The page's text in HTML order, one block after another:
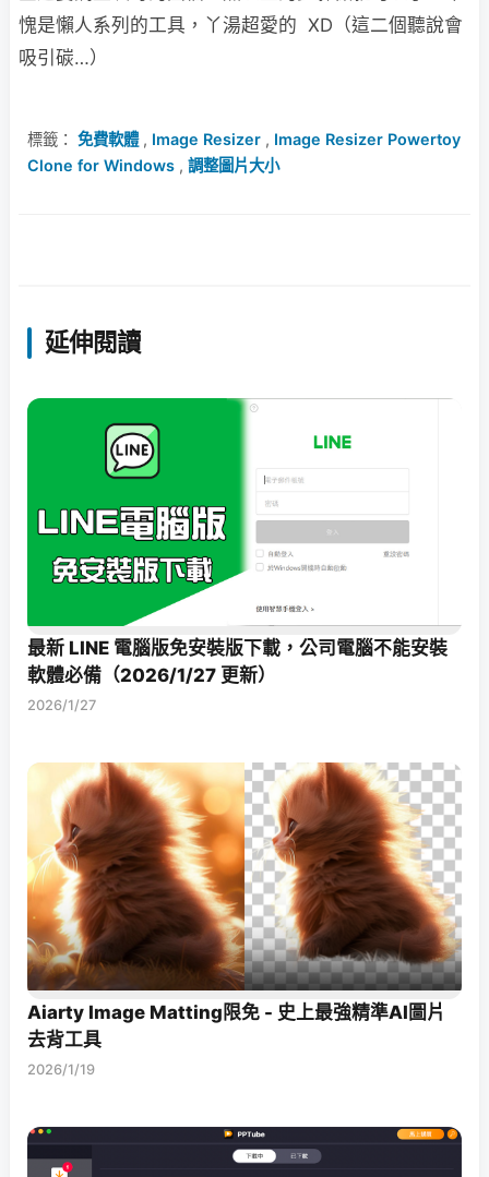
愧是懶人系列的工具，丫湯超愛的 XD（這二個聽說會
吸引碳…）
標籤： 免費軟體, Image Resizer , Image Resizer Powertoy
Clone for Windows , 調整圖片大小
延伸閱讀
最新 LINE 電腦版免安裝版下載，公司電腦不能安裝
軟體必備（2026/1/27 更新）
2026/1/27
Aiarty Image Matting限免 - 史上最強精準AI圖片
去背工具
2026/1/19